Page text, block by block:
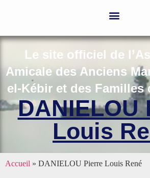
Le site officiel de
Amicale des Anciens
el-Kébir et des Familles
DANIELOU
Louis
Accueil » DANIELOU Pierre Louis René